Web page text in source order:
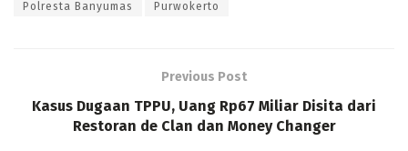
Polresta Banyumas Purwokerto
Previous Post
Kasus Dugaan TPPU, Uang Rp67 Miliar Disita dari
Restoran de Clan dan Money Changer